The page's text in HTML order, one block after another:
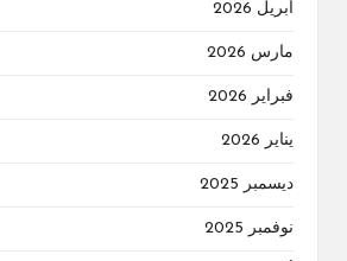
أبريل 2026
مارس 2026
فبراير 2026
يناير 2026
ديسمبر 2025
نوفمبر 2025